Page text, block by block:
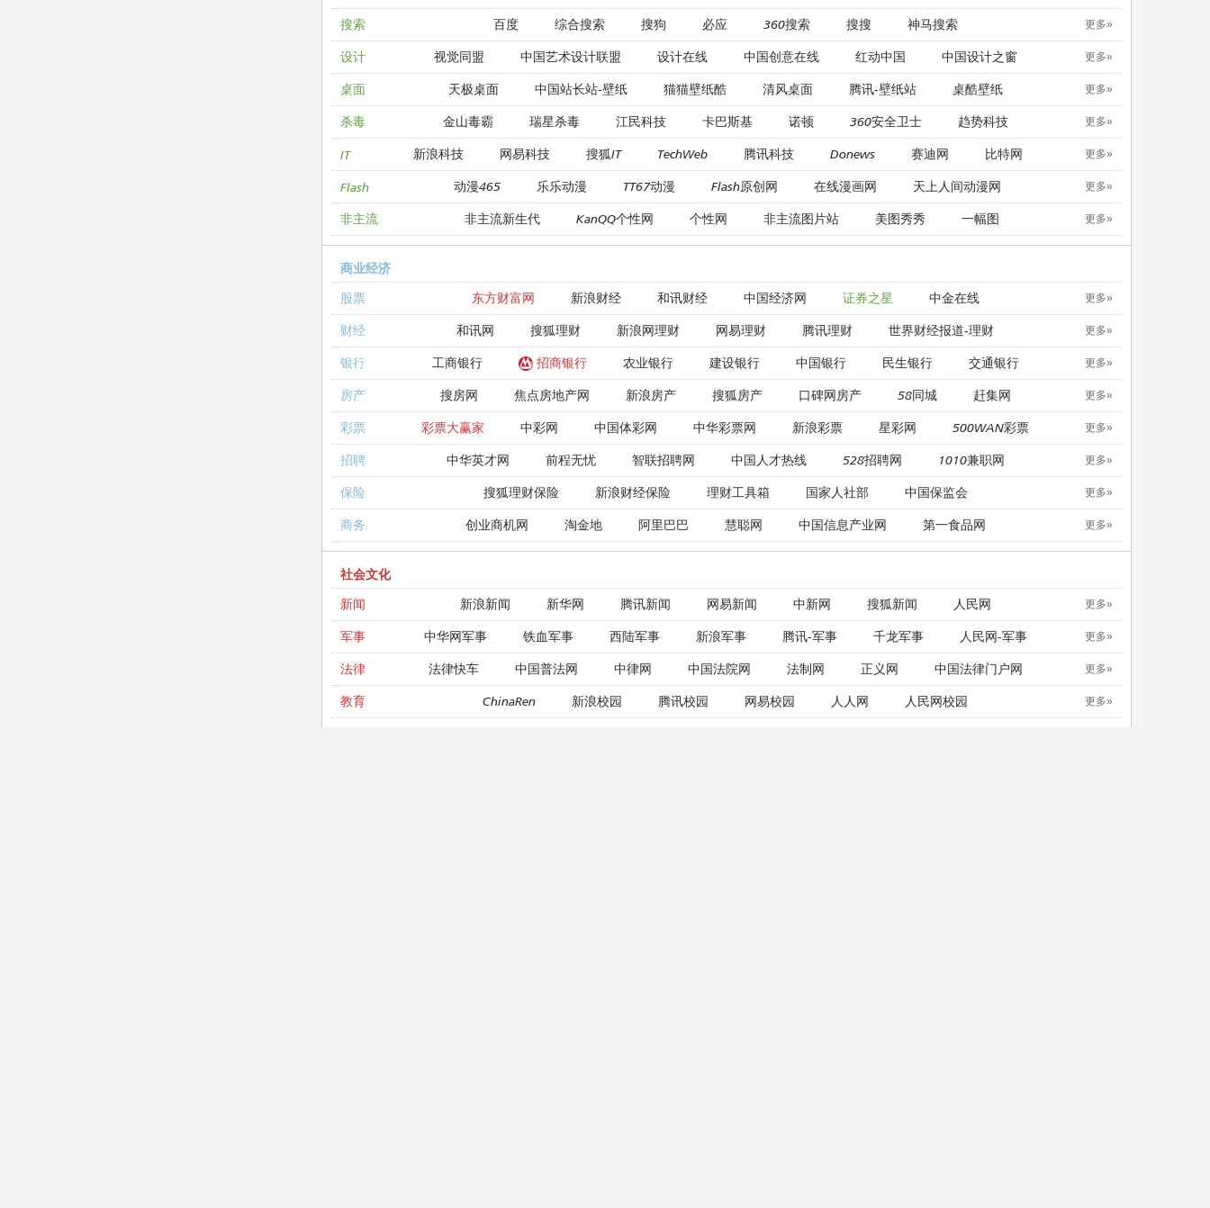
搜索 百度 综合搜索 搜狗 必应 360搜索 搜搜 神马搜索 更多»
设计 视觉同盟 中国艺术设计联盟 设计在线 中国创意在线 红动中国 中国设计之窗 更多»
桌面 天极桌面 中国站长站-壁纸 猫猫壁纸酷 清风桌面 腾讯-壁纸站 桌酷壁纸 更多»
杀毒 金山毒霸 瑞星杀毒 江民科技 卡巴斯基 诺顿 360安全卫士 趋势科技 更多»
IT 新浪科技 网易科技 搜狐IT TechWeb 腾讯科技 Donews 赛迪网 比特网 更多»
Flash 动漫465 乐乐动漫 TT67动漫 Flash原创网 在线漫画网 天上人间动漫网 更多»
非主流 非主流新生代 KanQQ个性网 个性网 非主流图片站 美图秀秀 一幅图 更多»
商业经济
股票
东方财富网 新浪财经 和讯财经 中国经济网 证券之星 中金在线 更多»
财经 和讯网 搜狐理财 新浪网理财 网易理财 腾讯理财 世界财经报道-理财 更多»
银行 工商银行 招商银行 农业银行 建设银行 中国银行 民生银行 交通银行 更多»
房产 搜房网 焦点房地产网 新浪房产 搜狐房产 口碑网房产 58同城 赶集网 更多»
彩票 彩票大赢家 中彩网 中国体彩网 中华彩票网 新浪彩票 星彩网 500WAN彩票 更多»
招聘 中华英才网 前程无忧 智联招聘网 中国人才热线 528招聘网 1010兼职网 更多»
保险 搜狐理财保险 新浪财经保险 理财工具箱 国家人社部 中国保监会 更多»
商务 创业商机网 淘金地 阿里巴巴 慧聪网 中国信息产业网 第一食品网 更多»
社会文化
新闻
新浪新闻 新华网 腾讯新闻 网易新闻 中新网 搜狐新闻 人民网 更多»
军事 中华网军事 铁血军事 西陆军事 新浪军事 腾讯-军事 千龙军事 人民网-军事 更多»
法律 法律快车 中国普法网 中律网 中国法院网 法制网 正义网 中国法律门户网 更多»
教育 ChinaRen 新浪校园 腾讯校园 网易校园 人人网 人民网校园 更多»